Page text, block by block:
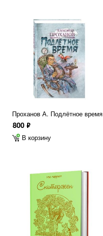
Проханов А. Подлётное время
800 ф
В корзину